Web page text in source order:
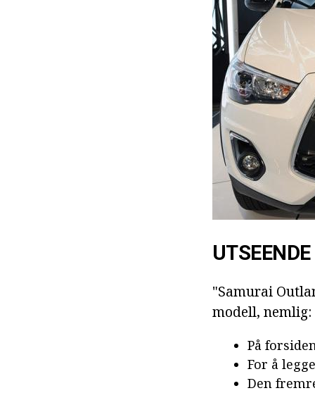
UTSEENDE
"Samurai
modell, nemlig:
På
For å
Den